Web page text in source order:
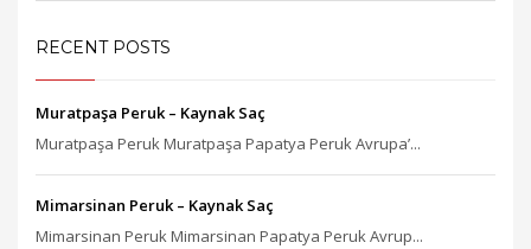
RECENT POSTS
Muratpaşa Peruk – Kaynak Saç
Muratpaşa Peruk Muratpaşa Papatya Peruk Avrupa’...
Mimarsinan Peruk – Kaynak Saç
Mimarsinan Peruk Mimarsinan Papatya Peruk Avrup...